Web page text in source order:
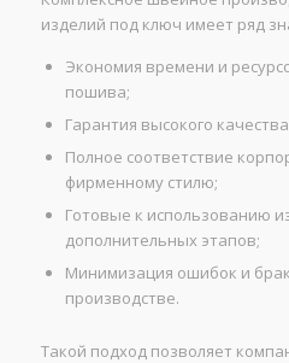
изделий под ключ имеет ряд
Экономия времени и
пошива;
Гарантия высокого
Полное соответствие
фирменному стилю;
Готовые к использованию
дополнительных этапов;
Минимизация ошибок и
производстве.
Такой подход позволяет